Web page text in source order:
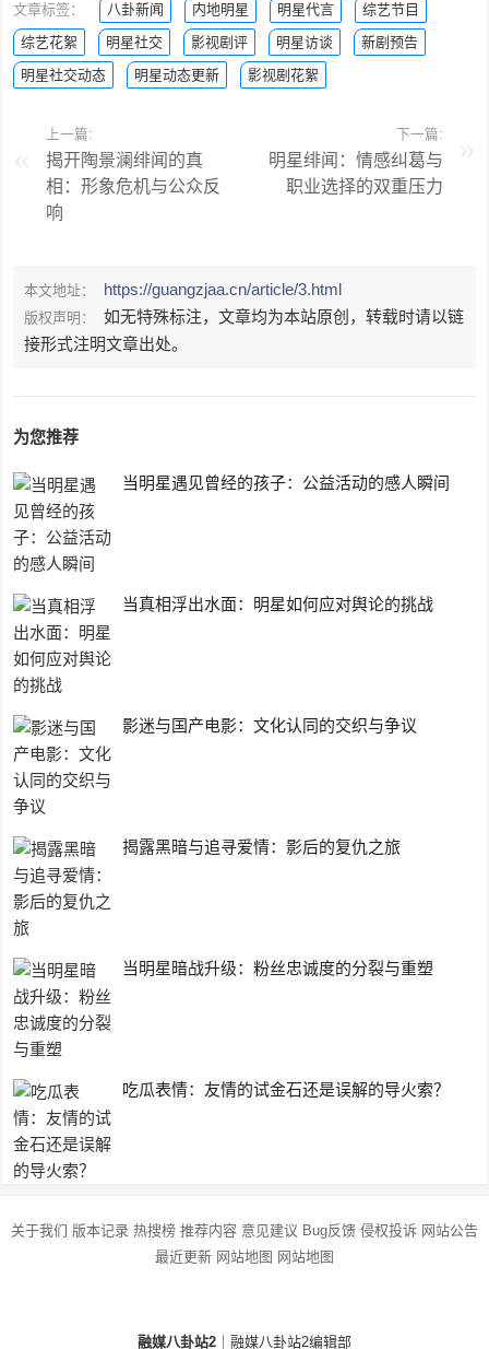
文章标签： 八卦新闻 内地明星 明星代言
综艺节目
综艺花絮
明星社交 影视剧评 明星访谈
新剧预告
明星社交动态
明星动态更新 影视剧花絮
上一篇:
揭开陶景澜绯闻的真
相：形象危机与公众反
响
下一篇:
明星绯闻：情感纠葛与
职业选择的双重压力
本文地址： https://guangzjaa.cn/article/3.html
版权声明：
如无特殊标注，文章均为本站原创，转载时请以链
接形式注明文章出处。
为您推荐
当明星遇见曾经的孩子：公益活动的感人瞬间
当真相浮出水面：明星如何应对舆论的挑战
影迷与国产电影：文化认同的交织与争议
揭露黑暗与追寻爱情：影后的复仇之旅
当明星暗战升级：粉丝忠诚度的分裂与重塑
吃瓜表情：友情的试金石还是误解的导火索？
关于我们 版本记录 热搜榜 推荐内容 意见建议 Bug反馈 侵权投诉 网站公告
最近更新 网站地图 网站地图
融媒八卦站2 ｜融媒八卦站2编辑部